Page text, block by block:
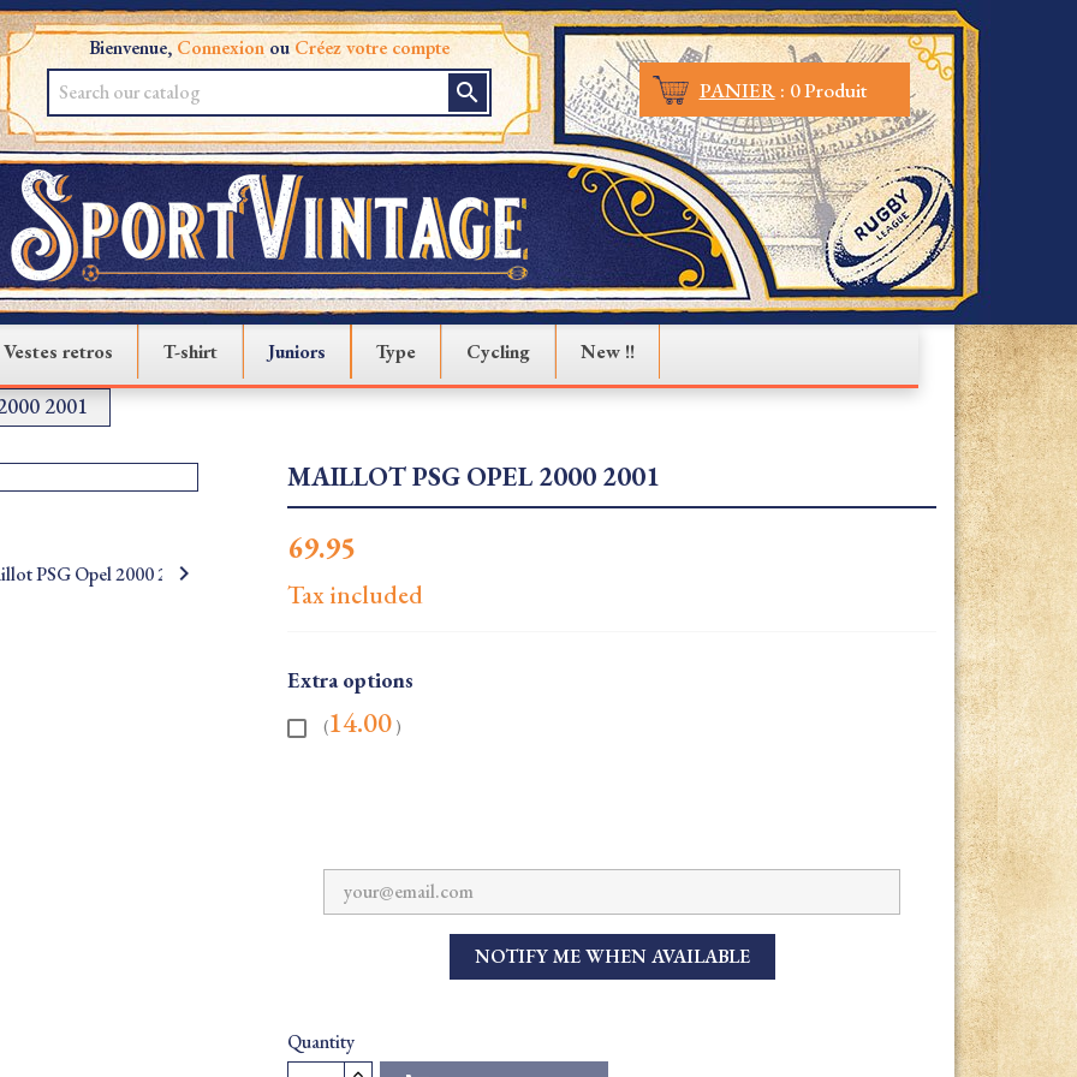
Bienvenue, ConnexionouCréez votre compte
search PANIER: 0 Produit
Vestes retros T-shirt Juniors Type Cycling New !!
2001

MAILLOT PSG OPEL 2000 2001
69.95
Tax included
Extra options
(14.00 )
Quantity
NOTIFY ME WHEN AVAILABLE